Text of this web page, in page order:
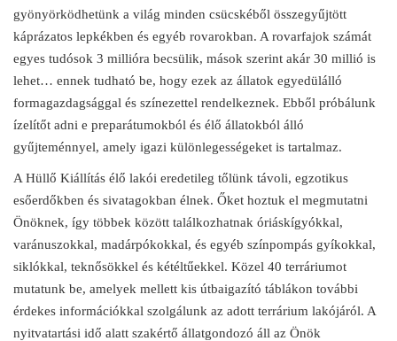
gyönyörködhetünk a világ minden csücskéből összegyűjtött
káprázatos lepkékben és egyéb rovarokban. A rovarfajok számát
egyes tudósok 3 millióra becsülik, mások szerint akár 30 millió is
lehet… ennek tudható be, hogy ezek az állatok egyedülálló
formagazdagsággal és színezettel rendelkeznek. Ebből próbálunk
ízelítőt adni e preparátumokból és élő állatokból álló
gyűjteménnyel, amely igazi különlegességeket is tartalmaz.
A Hüllő Kiállítás élő lakói eredetileg tőlünk távoli, egzotikus
esőerdőkben és sivatagokban élnek. Őket hoztuk el megmutatni
Önöknek, így többek között találkozhatnak óriáskígyókkal,
varánuszokkal, madárpókokkal, és egyéb színpompás gyíkokkal,
siklókkal, teknősökkel és kétéltűekkel. Közel 40 terráriumot
mutatunk be, amelyek mellett kis útbaigazító táblákon további
érdekes információkkal szolgálunk az adott terrárium lakójáról. A
nyitvatartási idő alatt szakértő állatgondozó áll az Önök